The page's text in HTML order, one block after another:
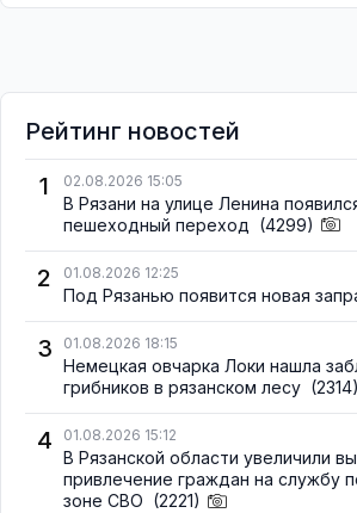
Рейтинг новостей
1
02.08.2026 15:05
В Рязани на улице Ленина
пешеходный переход (4299)
2 01.08.2026 12:25
Под Рязанью появится новая
3 01.08.2026 18:15
Немецкая овчарка Локи нашла
грибников в рязанском лесу (2314)
4 01.08.2026 15:12
В Рязанской области увеличили
привлечение граждан на службу
зоне СВО (2221)